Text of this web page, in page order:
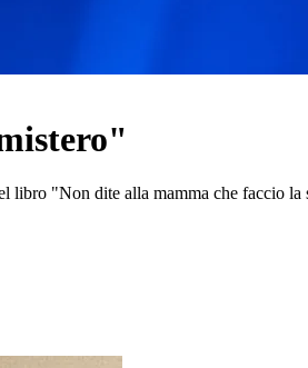
libro "Non dite alla mamma che faccio la